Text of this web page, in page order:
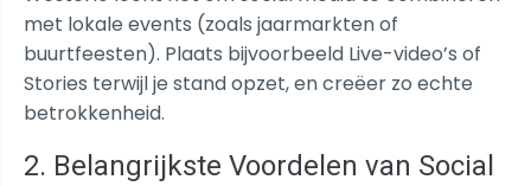
met lokale events (zoals jaarmarkten of
buurtfeesten). Plaats bijvoorbeeld Live-video’s of
Stories terwijl je stand opzet, en creëer zo echte
betrokkenheid.
2. Belangrijkste Voordelen van Social